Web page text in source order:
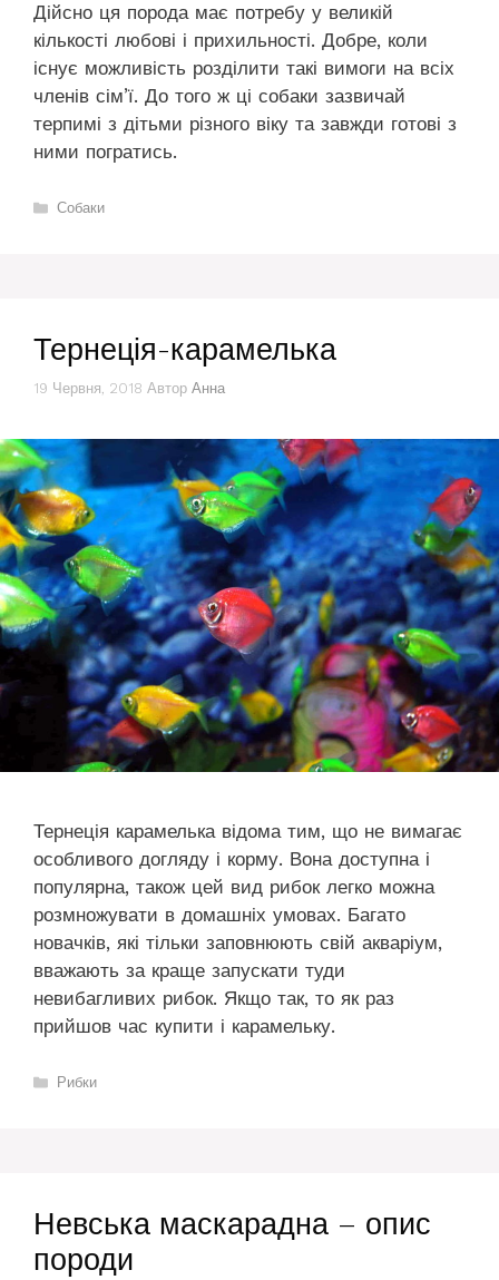
Дійсно ця порода має потребу у великій
кількості любові і прихильності. Добре, коли
існує можливість розділити такі вимоги на всіх
членів сім’ї. До того ж ці собаки зазвичай
терпимі з дітьми різного віку та завжди готові з
ними погратись.
Категорії
Собаки
Тернеція-карамелька
19 Червня, 2018 Автор Анна
Тернеція карамелька відома тим, що не вимагає
особливого догляду і корму. Вона доступна і
популярна, також цей вид рибок легко можна
розмножувати в домашніх умовах. Багато
новачків, які тільки заповнюють свій акваріум,
вважають за краще запускати туди
невибагливих рибок. Якщо так, то як раз
прийшов час купити і карамельку.
Категорії
Рибки
Невська маскарадна – опис
породи